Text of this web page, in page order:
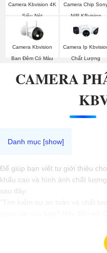
Camera Kbvision 4K
Siêu Nét
Camera Chip
NIR KBvision
Camera Kbvision
Ban Đêm Có Màu
Camera Ip
Chất Lượng
CAMERA
Để giúp bạn viết tư giới thiệu
khấu cao và hình ảnh chất
sau đây:
đến cho bạn hình ảnh chất
để bất kỳ sự cố nào xảy ra mà